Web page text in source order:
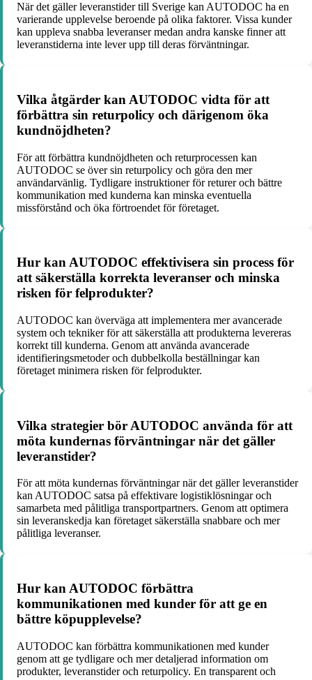
När det gäller leveranstider till Sverige kan AUTODOC ha en
varierande upplevelse beroende på olika faktorer. Vissa kunder
kan uppleva snabba leveranser medan andra kanske finner att
leveranstiderna inte lever upp till deras förväntningar.
Vilka åtgärder kan AUTODOC vidta för att
förbättra sin returpolicy och därigenom öka
kundnöjdheten?
För att förbättra kundnöjdheten och returprocessen kan
AUTODOC se över sin returpolicy och göra den mer
användarvänlig. Tydligare instruktioner för returer och bättre
kommunikation med kunderna kan minska eventuella
missförstånd och öka förtroendet för företaget.
Hur kan AUTODOC effektivisera sin process för
att säkerställa korrekta leveranser och minska
risken för felprodukter?
AUTODOC kan överväga att implementera mer avancerade
system och tekniker för att säkerställa att produkterna levereras
korrekt till kunderna. Genom att använda avancerade
identifieringsmetoder och dubbelkolla beställningar kan
företaget minimera risken för felprodukter.
Vilka strategier bör AUTODOC använda för att
möta kundernas förväntningar när det gäller
leveranstider?
För att möta kundernas förväntningar när det gäller leveranstider
kan AUTODOC satsa på effektivare logistiklösningar och
samarbeta med pålitliga transportpartners. Genom att optimera
sin leveranskedja kan företaget säkerställa snabbare och mer
pålitliga leveranser.
Hur kan AUTODOC förbättra
kommunikationen med kunder för att ge en
bättre köpupplevelse?
AUTODOC kan förbättra kommunikationen med kunder
genom att ge tydligare och mer detaljerad information om
produkter, leveranstider och returpolicy. En transparent och